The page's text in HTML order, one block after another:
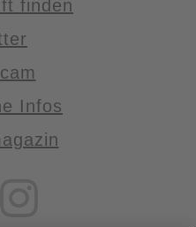
finden
Infos